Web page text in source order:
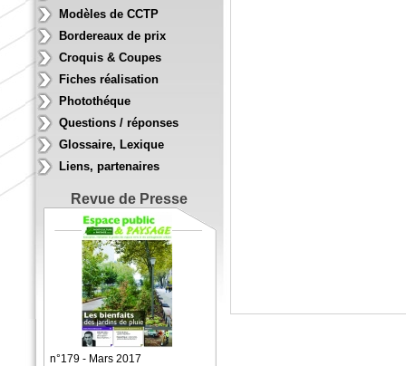
Modèles de CCTP
Bordereaux de prix
Croquis & Coupes
Fiches réalisation
Photothéque
Questions / réponses
Glossaire, Lexique
Liens, partenaires
Revue de Presse
n°179 - Mars 2017